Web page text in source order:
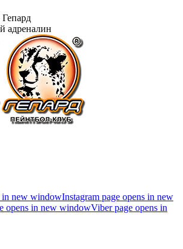
адреналин
in new windowInstagram page opens in new
opens in new windowViber page opens in